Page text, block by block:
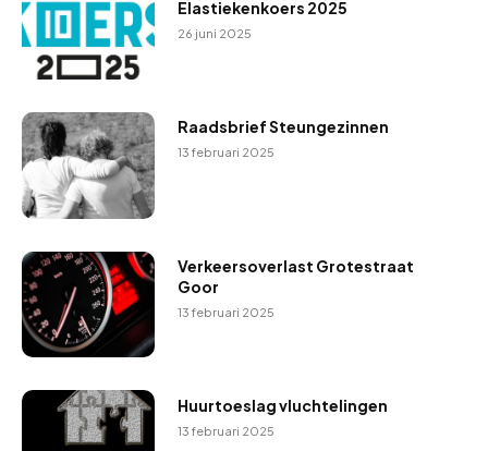
Elastiekenkoers 2025
26 juni 2025
Raadsbrief Steungezinnen
13 februari 2025
Verkeersoverlast Grotestraat
Goor
13 februari 2025
Huurtoeslag vluchtelingen
13 februari 2025